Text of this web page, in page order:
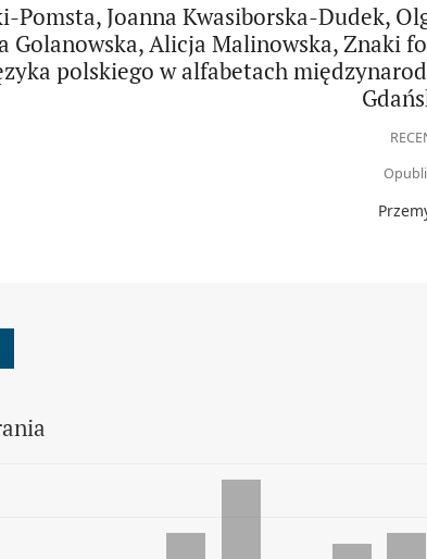
Pomsta, Joanna Kwasiborska-Dudek,
Golanowska, Alicja Malinowska, Znaki
polskiego w alfabetach